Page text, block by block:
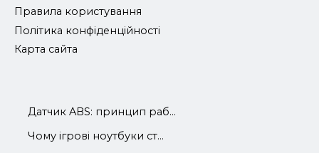
Правила користування
Політика конфіденційності
Карта сайта
Датчик ABS: принцип раб...
Чому ігрові ноутбуки ст...